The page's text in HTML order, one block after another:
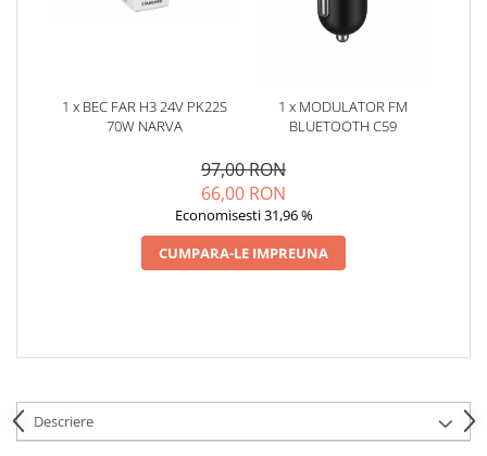
Marcaje si Echipamente de
Echipamente Electrice si
Echipamente ADR si Utilitare
Aditivi Combustibil
Aditivi DPF, Sistem Racire si
Servodirectie
1 x BEC FAR H3 24V PK22S
70W NARVA
1 x MODULATOR FM
BLUETOOTH C59
97,00 RON
66,00 RON
Economisesti 31,96 %
CUMPARA-LE IMPREUNA
Descriere